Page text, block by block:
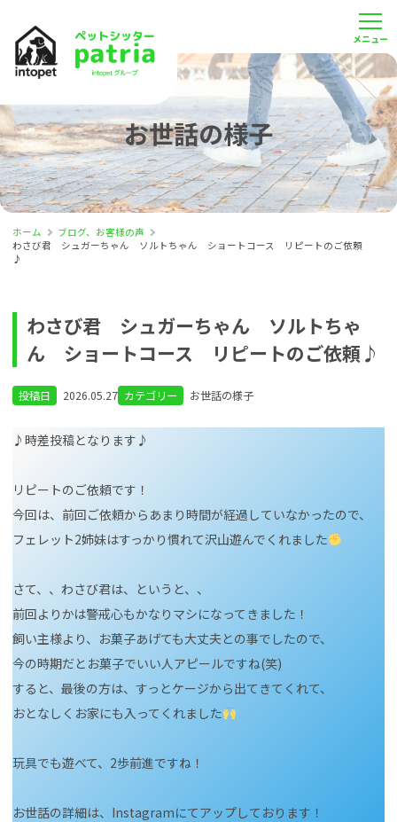
お世話の様子
ホーム
ブログ、お客様の声
わさび君 シュガーちゃん ソルトちゃん ショートコース リピートのご依頼
♪
わさび君 シュガーちゃん ソルトちゃ
ん ショートコース リピートのご依頼♪
投稿日 2026.05.27 カテゴリー お世話の様子
♪時差投稿となります♪
リピートのご依頼です！
今回は、前回ご依頼からあまり時間が経過していなかったので、
フェレット2姉妹はすっかり慣れて沢山遊んでくれました
さて、、わさび君は、というと、、
前回よりかは警戒心もかなりマシになってきました！
飼い主様より、お菓子あげても大丈夫との事でしたので、
今の時期だとお菓子でいい人アピールですね(笑)
すると、最後の方は、すっとケージから出てきてくれて、
おとなしくお家にも入ってくれました
玩具でも遊べて、2歩前進ですね！
お世話の詳細は、Instagramにてアップしております！